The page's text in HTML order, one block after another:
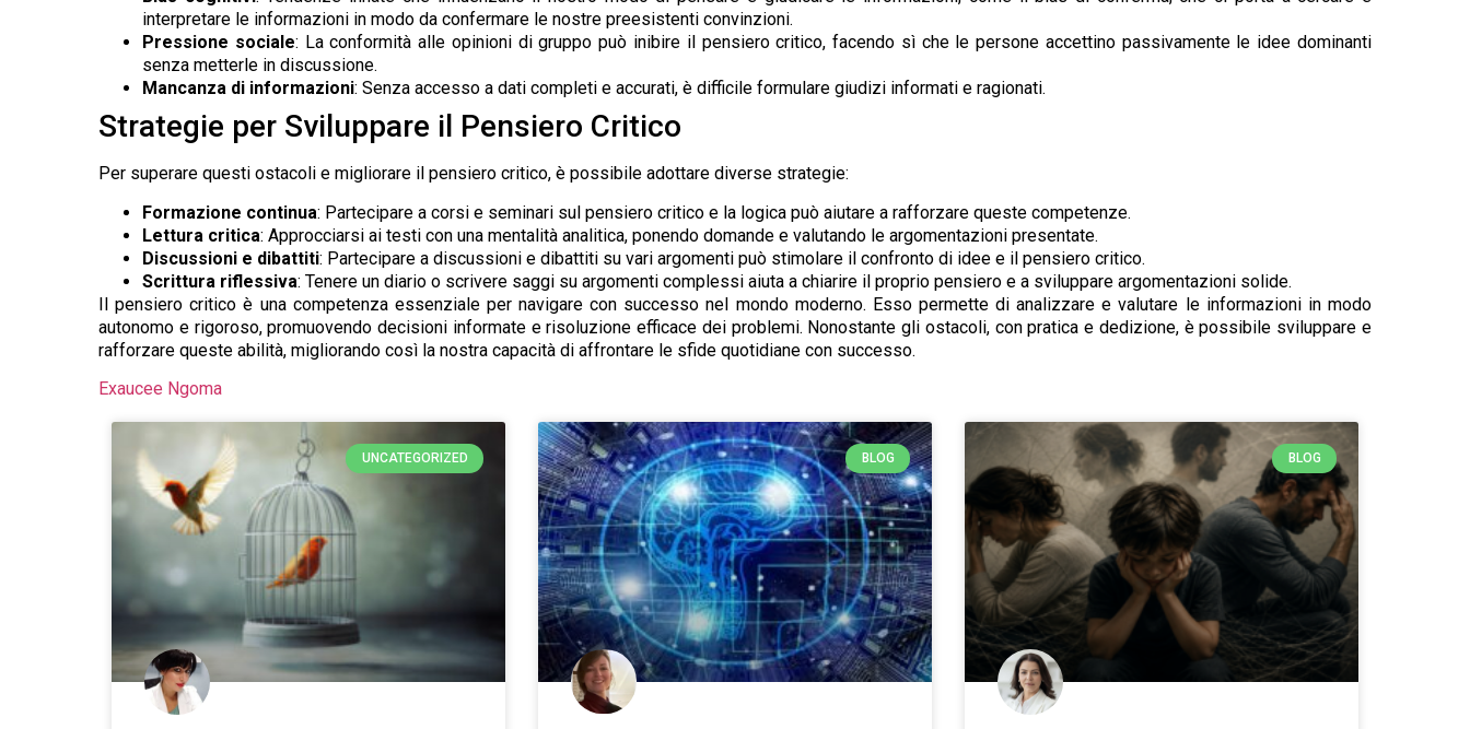
interpretare le informazioni in modo da confermare le nostre preesistenti convinzioni.
Pressione sociale: La conformità alle opinioni di gruppo può inibire il pensiero critico, facendo sì che le persone accettino passivamente le idee dominanti
senza metterle in discussione.
Mancanza di informazioni: Senza accesso a dati completi e accurati, è difficile formulare giudizi informati e ragionati.
Strategie per Sviluppare il Pensiero Critico
Per superare questi ostacoli e migliorare il pensiero critico, è possibile adottare diverse strategie:
Formazione continua: Partecipare a corsi e seminari sul pensiero critico e la logica può aiutare a rafforzare queste competenze.
Lettura critica: Approcciarsi ai testi con una mentalità analitica, ponendo domande e valutando le argomentazioni presentate.
Discussioni e dibattiti: Partecipare a discussioni e dibattiti su vari argomenti può stimolare il confronto di idee e il pensiero critico.
Scrittura riflessiva: Tenere un diario o scrivere saggi su argomenti complessi aiuta a chiarire il proprio pensiero e a sviluppare argomentazioni solide.
Il pensiero critico è una competenza essenziale per navigare con successo nel mondo moderno. Esso permette di analizzare e valutare le informazioni in modo
autonomo e rigoroso, promuovendo decisioni informate e risoluzione efficace dei problemi. Nonostante gli ostacoli, con pratica e dedizione, è possibile sviluppare e
rafforzare queste abilità, migliorando così la nostra capacità di affrontare le sfide quotidiane con successo.
Exaucee Ngoma
UNCATEGORIZED BLOG BLOG